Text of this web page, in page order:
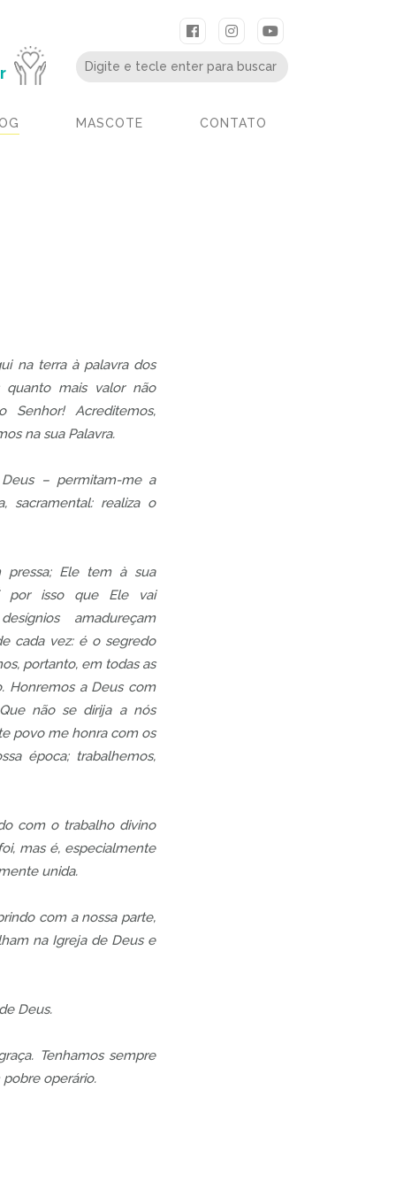
MASCOTE CONTATO
na terra à palavra dos
mais valor não
Acreditemos,
na sua Palavra.
– permitam-me a
sacramental: realiza o
Ele tem à sua
por isso que Ele vai
amadureçam
cada vez: é o segredo
portanto, em todas as
Honremos a Deus com
não se dirija a nós
povo me honra com os
época; trabalhemos,
com o trabalho divino
mas é, especialmente
unida.
com a nossa parte,
na Igreja de Deus e
Deus.
Tenhamos sempre
operário.